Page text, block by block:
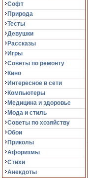
Софт
Природа
Тесты
Девушки
Рассказы
Игры
Советы по ремонту
Кино
Интересное в сети
Компьютеры
Медицина и здоровье
Мода и стиль
Советы по хозяйству
Обои
Приколы
Афоризмы
Стихи
Анекдоты